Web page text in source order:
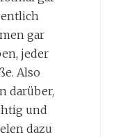
gar
jeder
Also
darüber,
und
dazu